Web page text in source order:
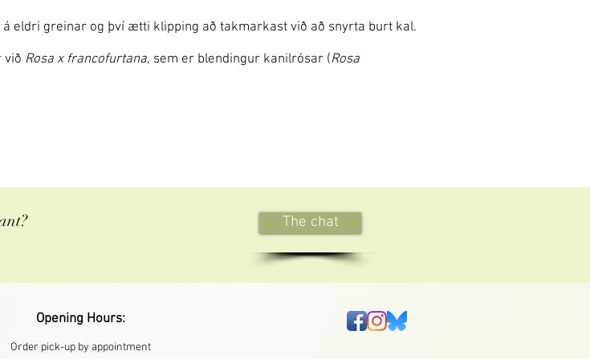
eldri greinar og því ætti klipping að takmarkast við að snyrta burt kal.
við Rosa x francofurtana, sem er blendingur kanilrósar (Rosa
The chat
Opening Hours:
Order pick-up by appointment